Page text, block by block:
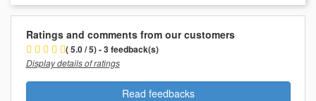
Ratings and comments from our customers
( 5.0 / 5) - 3 feedback(s)
Display details of ratings
Read feedbacks